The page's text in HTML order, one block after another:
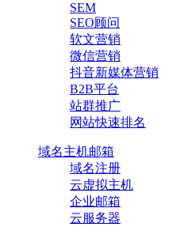
SEM
SEO顾问
软文营销
微信营销
抖音新媒体营销
B2B平台
站群推广
网站快速排名
域名主机邮箱
域名注册
云虚拟主机
企业邮箱
云服务器